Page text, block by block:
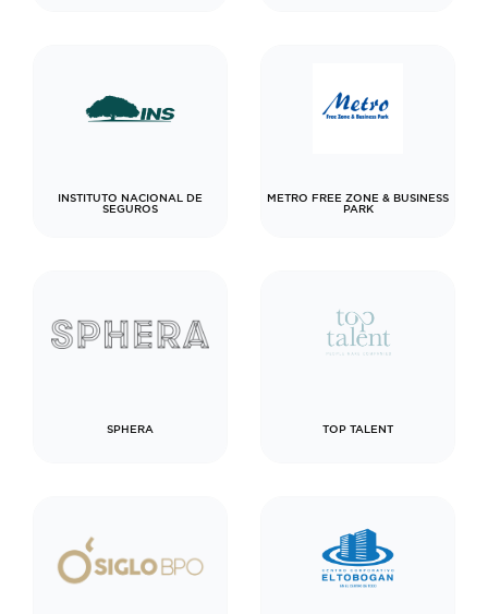
INSTITUTO NACIONAL DE
SEGUROS
METRO FREE ZONE & BUSINESS
PARK
SPHERA TOP TALENT